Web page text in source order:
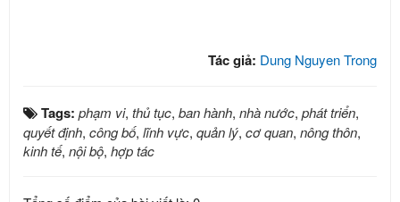
Tác giả: Dung Nguyen Trong
Tags: phạm vi, thủ tục, ban hành, nhà nước, phát triển,
quyết định, công bố, lĩnh vực, quản lý, cơ quan, nông thôn,
kinh tế, nội bộ, hợp tác